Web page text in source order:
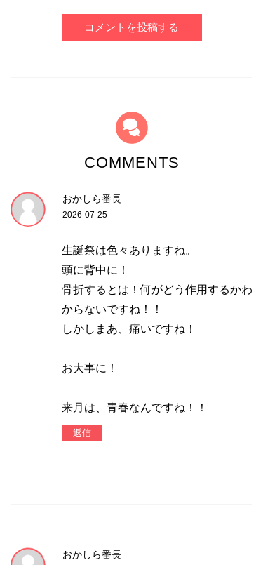
コメントを投稿する
COMMENTS
おかしら番長
2026-07-25
生誕祭は色々ありますね。
頭に背中に！
骨折するとは！何がどう作用するかわ
からないですね！！
しかしまあ、痛いですね！
お大事に！
来月は、青春なんですね！！
返信
おかしら番長